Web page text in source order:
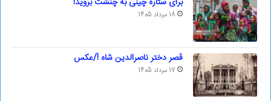
18 مرداد 1405
قصر دختر ناصرالدین شاه !/عکس
17 مرداد 1405